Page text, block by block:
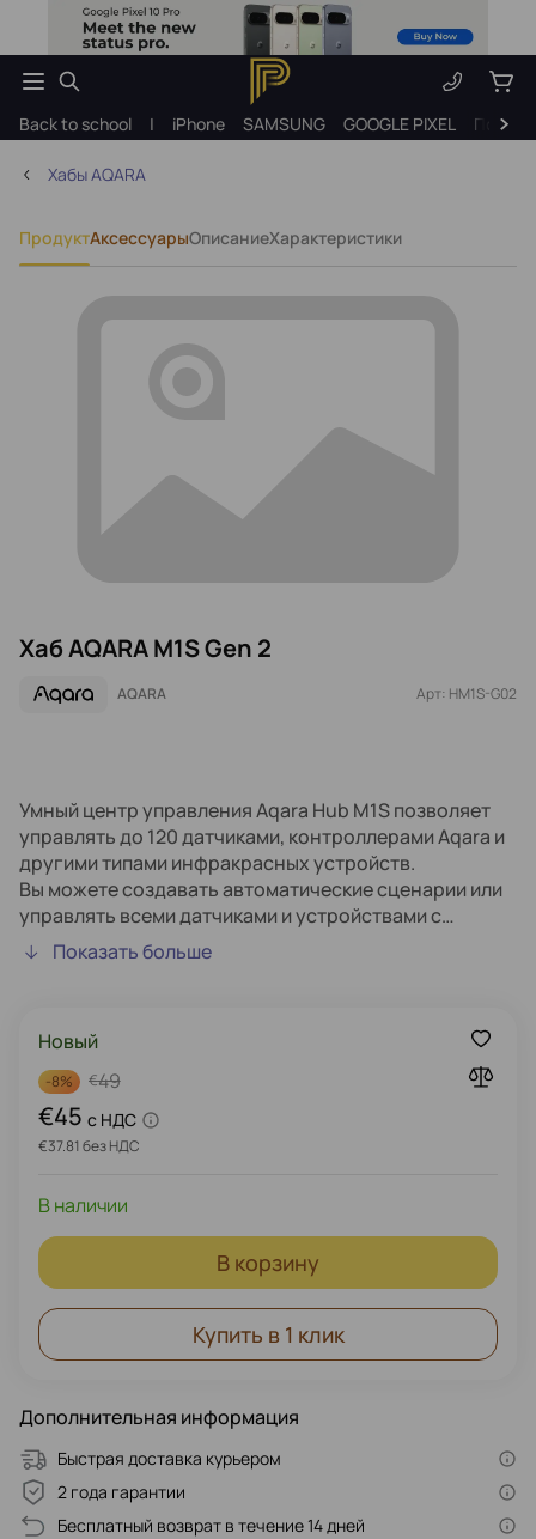
Back to school | iPhone SAMSUNG GOOGLE PIXEL
Хабы AQARA
ПродуктАксессуарыОписаниеХарактеристики
Хаб AQARA M1S Gen 2
AQARA Арт: HM1S-G02
Умный центр управления Aqara Hub M1S позволяет
управлять до 120 датчиками, контроллерами Aqara и
другими типами инфракрасных устройств.
Вы можете создавать автоматические сценарии или
управлять всеми датчиками и устройствами с
помощью голосовых команд в рамках экосистемы
умного дома.
световая и звуковая сигнализация, ночник и не
только.
Показать больше
Новый
€45 c НДС
€37.81 без НДС
-8% 49
€
В наличии
В корзину
Купить в 1 клик
Дополнительная информация
Быстрая доставка курьером
2 года гарантии
Бесплатный возврат в течение 14 дней